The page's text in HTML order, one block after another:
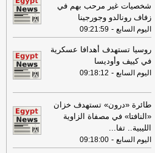
08:52
القطفة الأخيرة.. شاهد مزارعو
الأقصر يجمعون محصول المانجا لتوصيله
للأسواق الكبرى-اليوم السابع
08:51
تعديل النظام الداخلي لجمعيتين
تعاونيتين في محافظة مطروح
المصدر
08:50
عدم الفصل من الخدمة
الحكومية.. شرط حاسم للتقديم بكلية
الشرطة-اليوم السابع
08:44
وزير الري: لا تهاون مع أي تعديات
على نهر النيل شريان الحياة والتنمية-موقع
الدستور
شخصيات غير مرحب بهم في
زفاف رونالدو وجورجينا
اليوم السابع -
09:21:59
روسيا تستهدف أهدافا عسكرية
في كييف وأوديسا
اليوم السابع -
09:18:12
طائرة «درون» تستهدف خزان
«النافتا» في مصفاة الزاوية
الليبية.. تفا...
اليوم السابع -
09:18:00